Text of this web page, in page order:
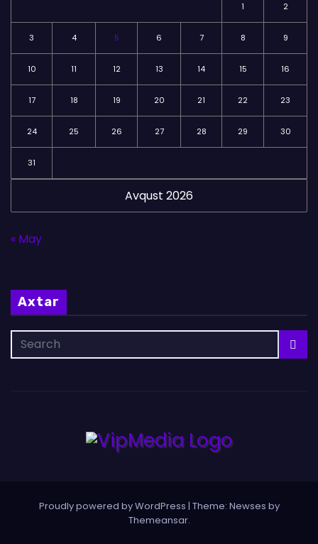
Avqust 2026
1 2
3 4 5 6 7 8 9
10 11 12 13 14 15 16
17 18 19 20 21 22 23
24 25 26 27 28 29 30
31
« May
Axtar
Proudly powered by WordPress | Theme: Newses by
Themeansar.